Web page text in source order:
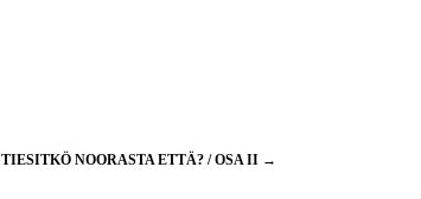
TIESITKÖ NOORASTA ETTÄ? / OSA II →